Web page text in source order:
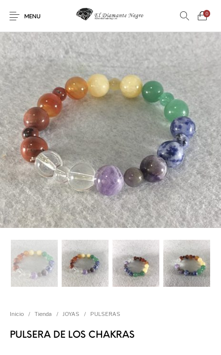
MENU
0
Novedades En oferta ! DECORACIÓN DINOSAURIOS
ESOTERISMO FÓSILES JOYAS METEORITOS
MINERALES
PRODUCTOS DE
CONSUMO
Inicio / Tienda / JOYAS / PULSERAS
PULSERA DE LOS CHAKRAS